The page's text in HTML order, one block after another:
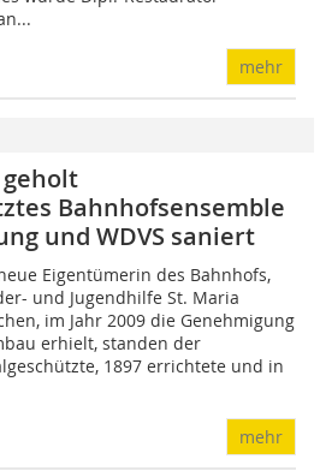
mehr
Bahnhofsensemble
und WDVS saniert
Eigentümerin des Bahnhofs,
und Jugendhilfe St. Maria
im Jahr 2009 die Genehmigung
erhielt, standen der
1897 errichtete und in
mehr